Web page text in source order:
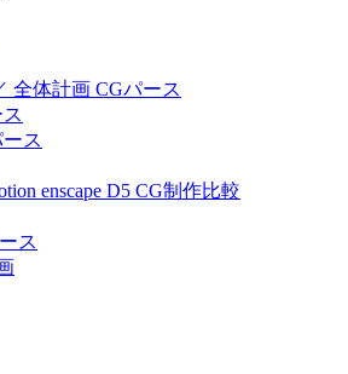
全体計画 CGパース
ス
enscape D5 CG制作比較
ス